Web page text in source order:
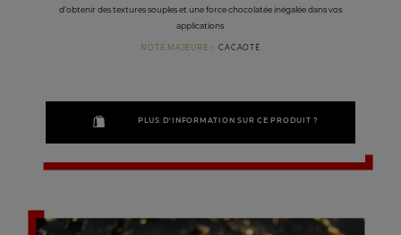
d’obtenir des textures souples et une force chocolatée inégalée dans vos
applications
NOTE MAJEURE CACAOTÉ
PLUS D'INFORMATION SUR CE PRODUIT ?